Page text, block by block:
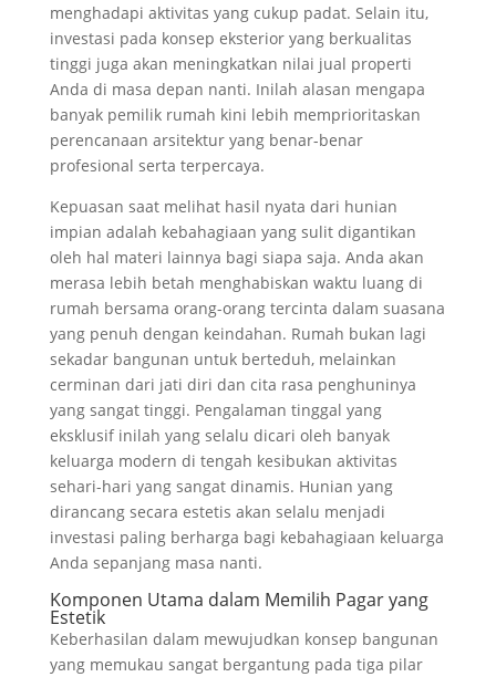
menghadapi aktivitas yang cukup padat. Selain itu,
investasi pada konsep eksterior yang berkualitas
tinggi juga akan meningkatkan nilai jual properti
Anda di masa depan nanti. Inilah alasan mengapa
banyak pemilik rumah kini lebih memprioritaskan
perencanaan arsitektur yang benar-benar
profesional serta terpercaya.
Kepuasan saat melihat hasil nyata dari hunian
impian adalah kebahagiaan yang sulit digantikan
oleh hal materi lainnya bagi siapa saja. Anda akan
merasa lebih betah menghabiskan waktu luang di
rumah bersama orang-orang tercinta dalam suasana
yang penuh dengan keindahan. Rumah bukan lagi
sekadar bangunan untuk berteduh, melainkan
cerminan dari jati diri dan cita rasa penghuninya
yang sangat tinggi. Pengalaman tinggal yang
eksklusif inilah yang selalu dicari oleh banyak
keluarga modern di tengah kesibukan aktivitas
sehari-hari yang sangat dinamis. Hunian yang
dirancang secara estetis akan selalu menjadi
investasi paling berharga bagi kebahagiaan keluarga
Anda sepanjang masa nanti.
Komponen Utama dalam Memilih Pagar yang
Estetik
Keberhasilan dalam mewujudkan konsep bangunan
yang memukau sangat bergantung pada tiga pilar